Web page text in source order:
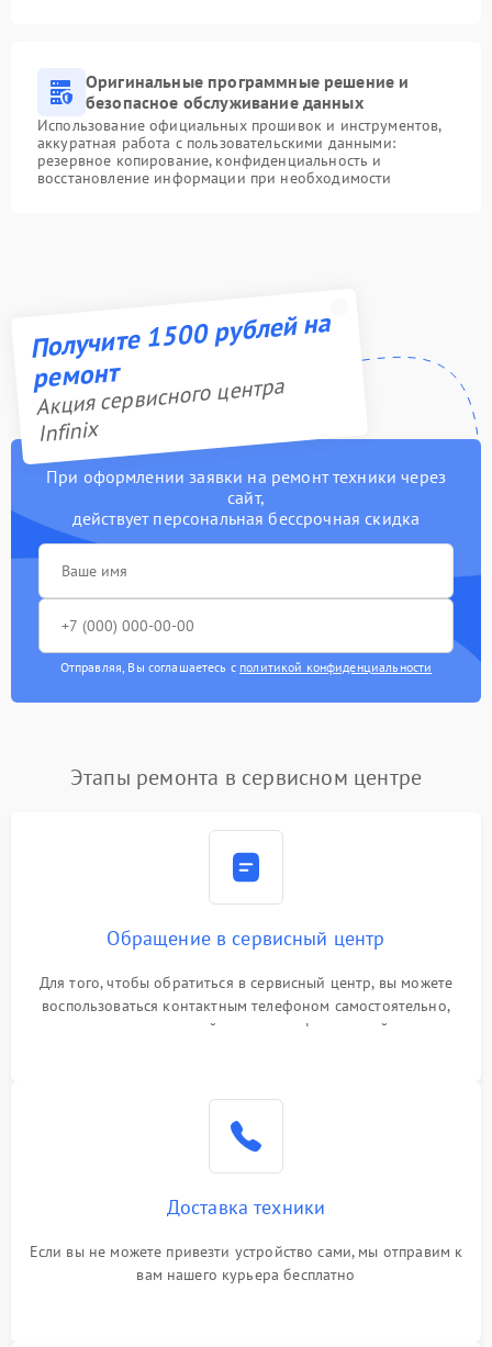
Оригинальные программные решение и
безопасное обслуживание данных
Использование официальных прошивок и инструментов,
аккуратная работа с пользовательскими данными:
резервное копирование, конфиденциальность и
восстановление информации при необходимости
Получите 1500 рублей на
ремонт
Акция сервисного центра
Infinix
При оформлении заявки на ремонт техники через
сайт,
действует персональная бессрочная скидка
Отправляя, Вы соглашаетесь с политикой конфиденциальности
Этапы ремонта в сервисном центре
Обращение в сервисный центр
Для того, чтобы обратиться в сервисный центр, вы можете
воспользоваться контактным телефоном самостоятельно,
или оставить свой номер телефона на сайте
Доставка техники
Если вы не можете привезти устройство сами, мы отправим к
вам нашего курьера бесплатно